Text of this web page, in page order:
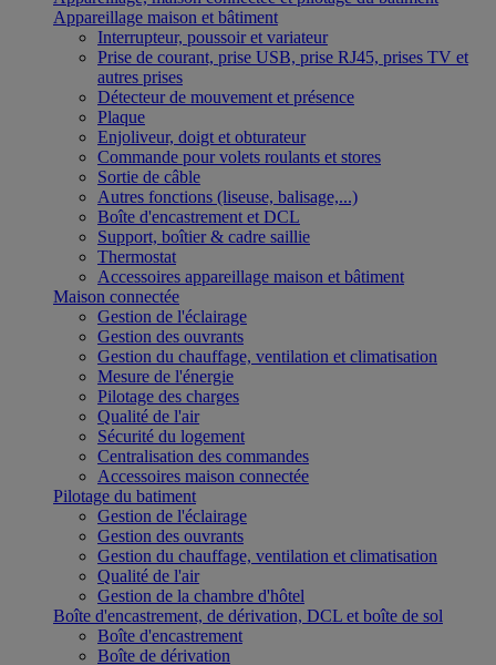
Appareillage maison et bâtiment
Interrupteur, poussoir et variateur
Prise de courant, prise USB, prise RJ45, prises TV et
autres prises
Détecteur de mouvement et présence
Plaque
Enjoliveur, doigt et obturateur
Commande pour volets roulants et stores
Sortie de câble
Autres fonctions (liseuse, balisage,...)
Boîte d'encastrement et DCL
Support, boîtier & cadre saillie
Thermostat
Accessoires appareillage maison et bâtiment
Maison connectée
Gestion de l'éclairage
Gestion des ouvrants
Gestion du chauffage, ventilation et climatisation
Mesure de l'énergie
Pilotage des charges
Qualité de l'air
Sécurité du logement
Centralisation des commandes
Accessoires maison connectée
Pilotage du batiment
Gestion de l'éclairage
Gestion des ouvrants
Gestion du chauffage, ventilation et climatisation
Qualité de l'air
Gestion de la chambre d'hôtel
Boîte d'encastrement, de dérivation, DCL et boîte de sol
Boîte d'encastrement
Boîte de dérivation